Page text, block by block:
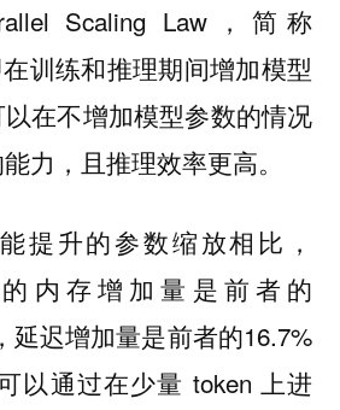
Scaling Law，简称
训练和推理期间增加模型
在不增加模型参数的情况
力，且推理效率更高。
提升的参数缩放相比，
的内存增加量是前者的
延迟增加量是前者的16.7%
以通过在少量 token 上进